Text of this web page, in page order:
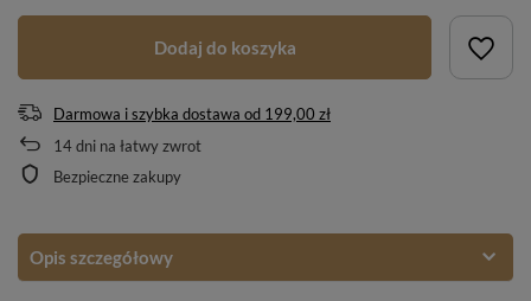
Dodaj do koszyka
Darmowa i szybka dostawa od 199,00 zł
14dni na łatwy zwrot
Bezpieczne zakupy
Opis szczegółowy